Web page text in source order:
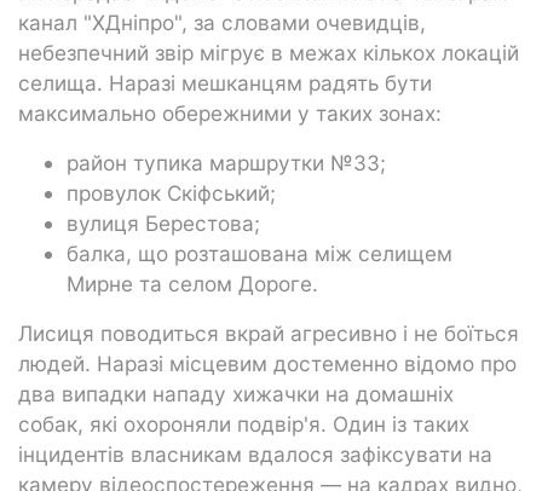
канал "ХДніпро", за словами очевидців,
небезпечний звір мігрує в межах кількох локацій
селища. Наразі мешканцям радять бути
максимально обережними у таких зонах:
район тупика маршрутки №33;
провулок Скіфський;
вулиця Берестова;
балка, що розташована між селищем
Мирне та селом Дороге.
Лисиця поводиться вкрай агресивно і не боїться
людей. Наразі місцевим достеменно відомо про
два випадки нападу хижачки на домашніх
собак, які охороняли подвір'я. Один із таких
інцидентів власникам вдалося зафіксувати на
камеру відеоспостереження — на кадрах видно,